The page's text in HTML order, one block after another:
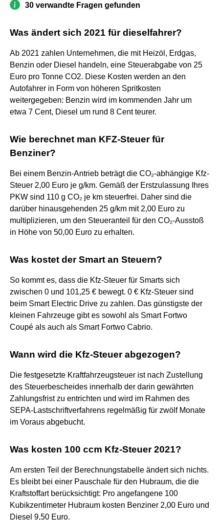
30 verwandte Fragen gefunden
Was ändert sich 2021 für dieselfahrer?
Ab 2021 zahlen Unternehmen, die mit Heizöl, Erdgas,
Benzin oder Diesel handeln, eine Steuerabgabe von 25
Euro pro Tonne CO2. Diese Kosten werden an den
Autofahrer in Form von höheren Spritkosten
weitergegeben: Benzin wird im kommenden Jahr um
etwa 7 Cent, Diesel um rund 8 Cent teurer.
Wie berechnet man KFZ-Steuer für
Benziner?
Bei einem Benzin-Antrieb beträgt die CO₂-abhängige Kfz-
Steuer 2,00 Euro je g/km. Gemäß der Erstzulassung Ihres
PKW sind 110 g CO₂ je km steuerfrei. Daher sind die
darüber hinausgehenden 25 g/km mit 2,00 Euro zu
multiplizieren, um den Steueranteil für den CO₂-Ausstoß
in Höhe von 50,00 Euro zu erhalten.
Was kostet der Smart an Steuern?
So kommt es, dass die Kfz-Steuer für Smarts sich
zwischen 0 und 101,25 € bewegt. 0 € Kfz-Steuer sind
beim Smart Electric Drive zu zahlen. Das günstigste der
kleinen Fahrzeuge gibt es sowohl als Smart Fortwo
Coupé als auch als Smart Fortwo Cabrio.
Wann wird die Kfz-Steuer abgezogen?
Die festgesetzte Kraftfahrzeugsteuer ist nach Zustellung
des Steuerbescheides innerhalb der darin gewährten
Zahlungsfrist zu entrichten und wird im Rahmen des
SEPA-Lastschriftverfahrens regelmäßig für zwölf Monate
im Voraus abgebucht.
Was kosten 100 ccm Kfz-Steuer 2021?
Am ersten Teil der Berechnungstabelle ändert sich nichts.
Es bleibt bei einer Pauschale für den Hubraum, die die
Kraftstoffart berücksichtigt: Pro angefangene 100
Kubikzentimeter Hubraum kosten Benziner 2,00 Euro und
Diesel 9,50 Euro.